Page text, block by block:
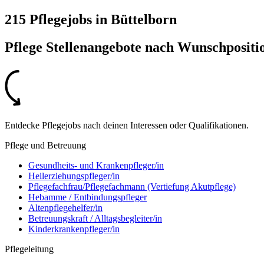
215 Pflegejobs in Büttelborn
Pflege Stellenangebote nach
Entdecke Pflegejobs nach deinen Interessen oder Qualifikationen.
Pflege und Betreuung
Gesundheits- und Krankenpfleger/in
Heilerziehungspfleger/in
Pflegefachfrau/Pflegefachmann (Vertiefung Akutpflege)
Hebamme / Entbindungspfleger
Altenpflegehelfer/in
Betreuungskraft / Alltagsbegleiter/in
Kinderkrankenpfleger/in
Pflegeleitung